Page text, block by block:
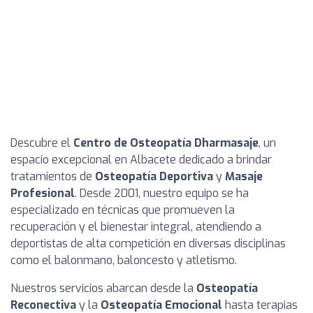
Descubre el Centro de Osteopatía Dharmasaje, un
espacio excepcional en Albacete dedicado a brindar
tratamientos de Osteopatía DeportivayMasaje
Profesional. Desde 2001, nuestro equipo se ha
especializado en técnicas que promueven la
recuperación y el bienestar integral, atendiendo a
deportistas de alta competición en diversas disciplinas
como el balonmano, baloncesto y atletismo.
Nuestros servicios abarcan desde la Osteopatía
Reconectivay la Osteopatía Emocional hasta terapias